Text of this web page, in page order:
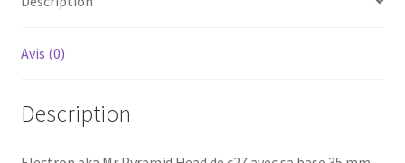
Avis (0)
Description